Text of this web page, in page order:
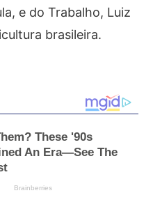
e do Trabalho, Luiz
brasileira.